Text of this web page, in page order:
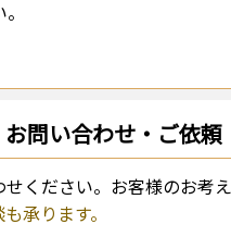
お問い合わせ・ご依頼
ください。お客様のお考え
承ります。